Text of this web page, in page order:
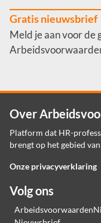
Gratis nieuwsbrief
Meld je aan voor de
Over
Platform dat HR-
brengt op het gebied
Onze privacyverklaring
Volg ons